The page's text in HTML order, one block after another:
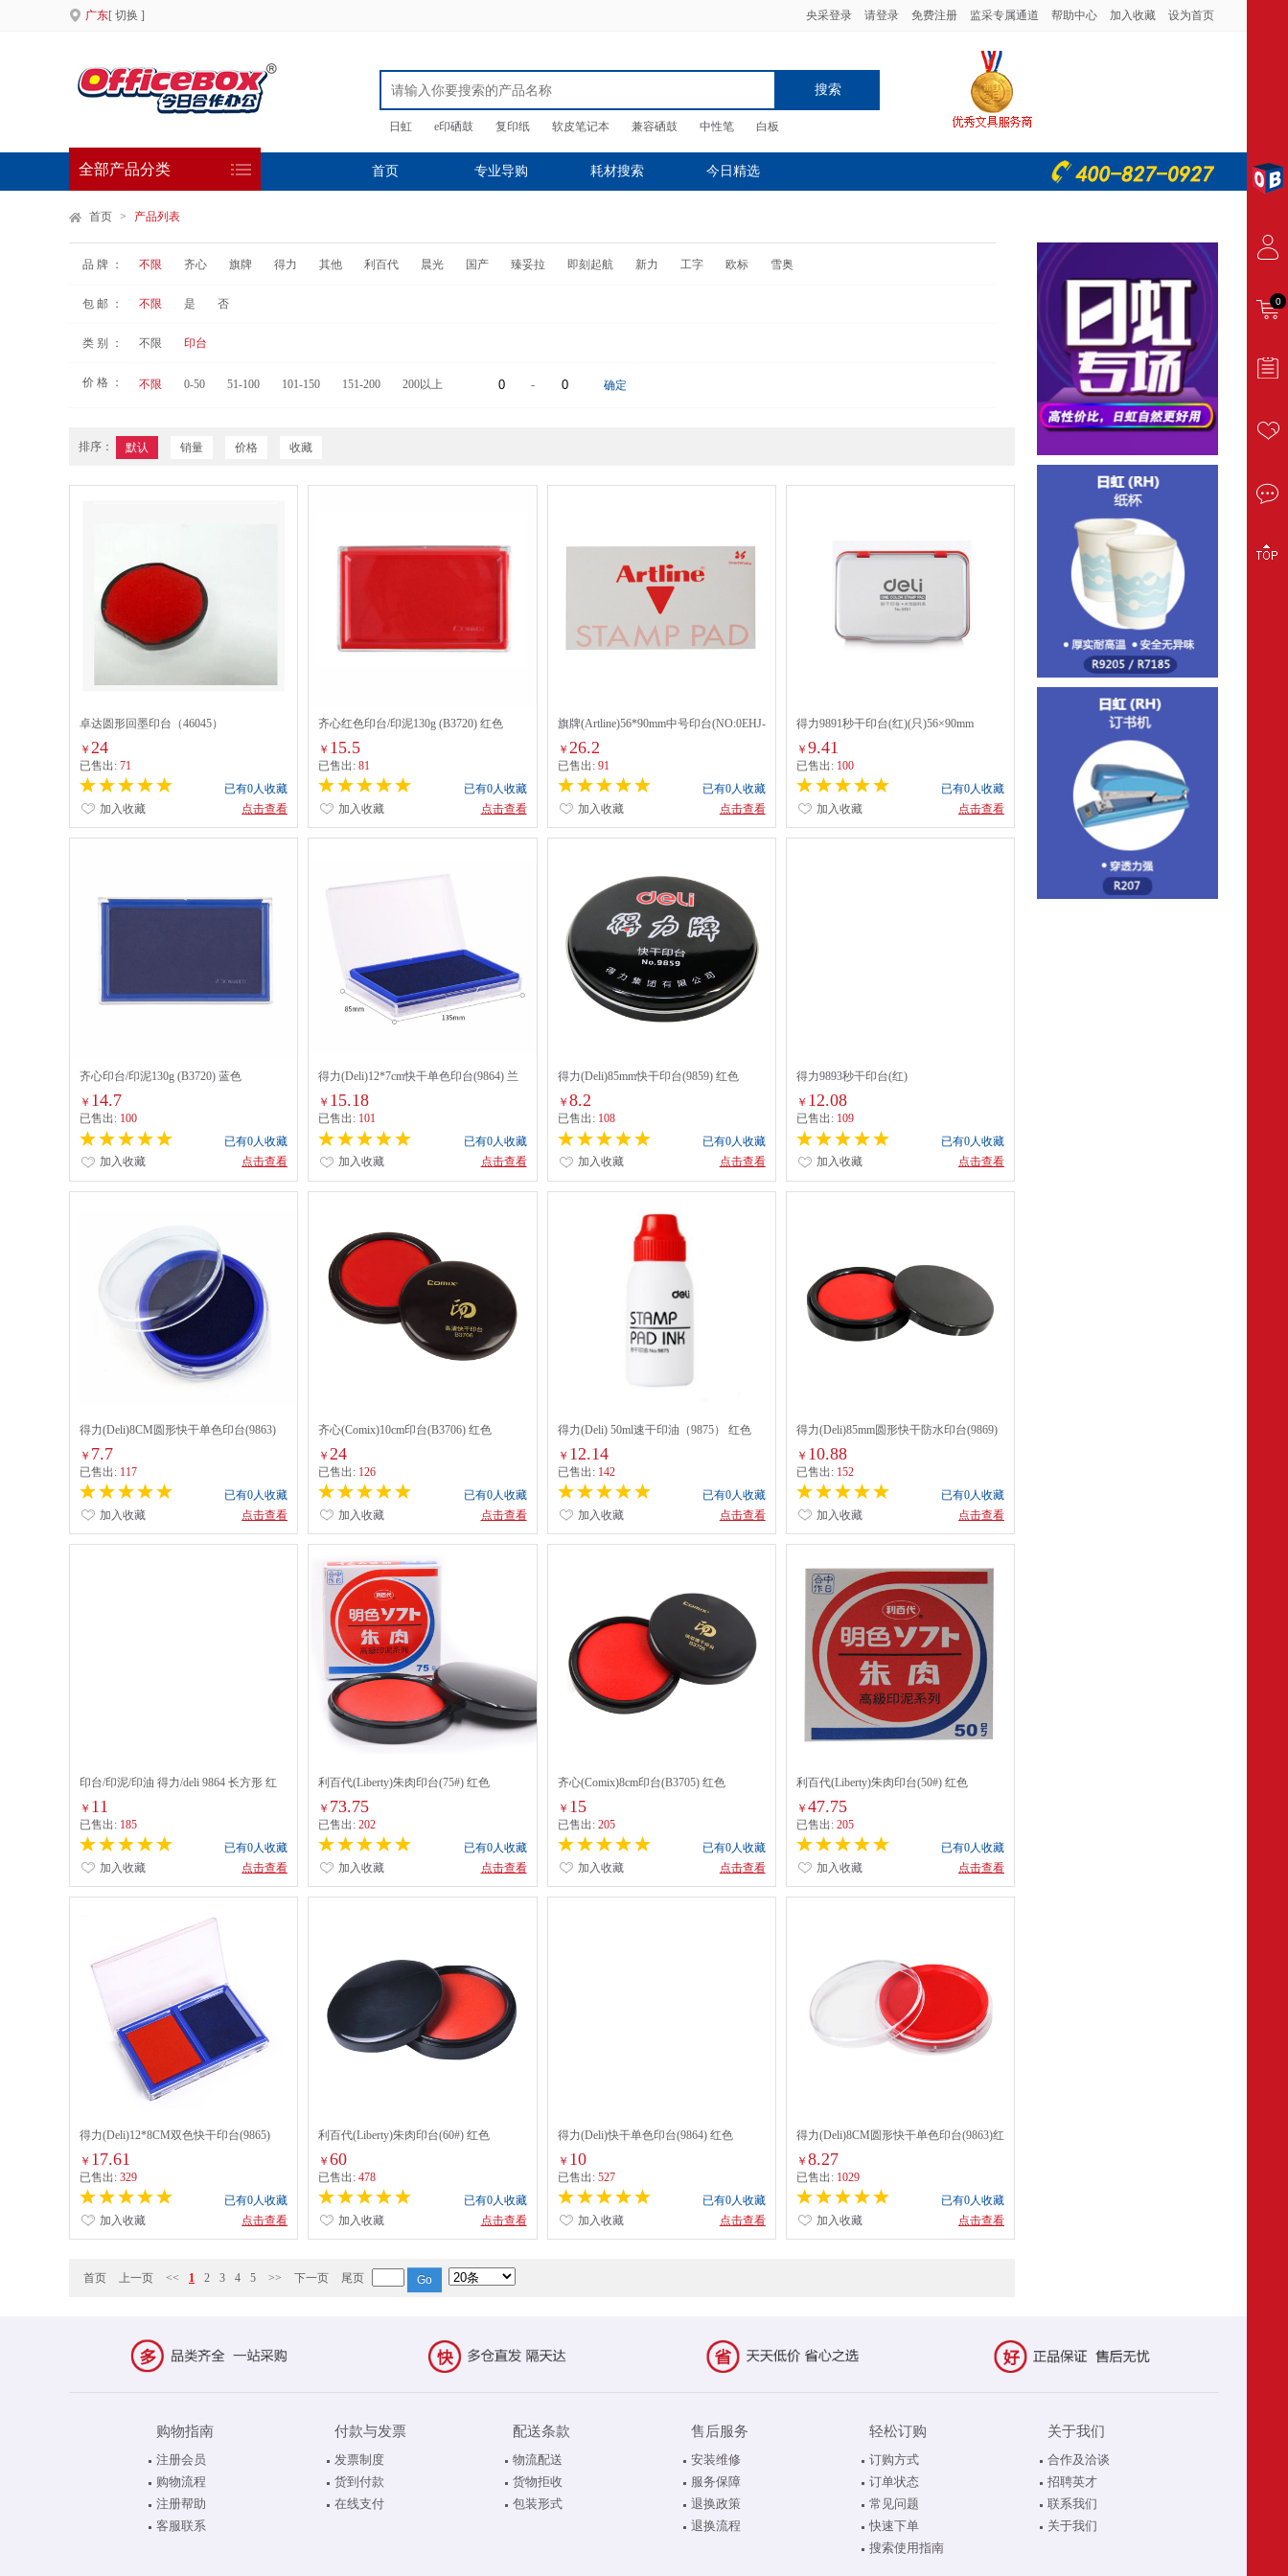
央采登录 请登录 免费注册 监采专属通道 帮助中心 加入收藏 设为首页
广东[ 切换 ]
搜索
日虹 e印硒鼓 复印纸 软皮笔记本 兼容硒鼓 中性笔 白板
全部产品分类 首页 专业导购 耗材搜索 今日精选
首页 > 产品列表
品 牌 ： 不限 齐心 旗牌 得力 其他 利百代 晨光 国产 臻妥拉 即刻起航 新力 工字 欧标 雪奥
包 邮 ： 不限 是 否
类 别 ： 不限 印台
价 格 ： 不限 0-50 51-100 101-150 151-200 200以上 - 确定
排序： 默认 销量 价格 收藏
卓达圆形回墨印台（46045）
￥ 24
已售出: 71
已有0人收藏
点击查看
加入收藏
齐心红色印台/印泥130g (B3720) 红色
￥ 15.5
已售出:81
已有0人收藏
点击查看
加入收藏
旗牌(Artline)56*90mm中号印台(NO:0EHJ-
2) 红色
￥ 26.2
已售出: 91
已有0人收藏
点击查看
加入收藏
得力9891秒干印台(红)(只)56×90mm
￥ 9.41
已售出: 100
已有0人收藏
点击查看
加入收藏
齐心印台/印泥130g (B3720) 蓝色
￥ 14.7
已售出: 100
已有0人收藏
点击查看
加入收藏
得力(Deli)12*7cm快干单色印台(9864) 兰
￥ 15.18
已售出: 101
已有0人收藏
点击查看
加入收藏
得力(Deli)85mm快干印台(9859) 红色
￥ 8.2
已售出: 108
已有0人收藏
点击查看
加入收藏
得力9893秒干印台(红)
￥ 12.08
已售出: 109
已有0人收藏
点击查看
加入收藏
得力(Deli)8CM圆形快干单色印台(9863)
￥ 7.7
已售出: 117
已有0人收藏
点击查看
加入收藏
齐心(Comix)10cm印台(B3706) 红色
￥ 24
已售出: 126
已有0人收藏
点击查看
加入收藏
得力(Deli) 50ml速干印油（9875） 红色
￥ 12.14
已售出: 142
已有0人收藏
点击查看
加入收藏
得力(Deli)85mm圆形快干防水印台(9869)
￥ 10.88
已售出: 152
已有0人收藏
点击查看
加入收藏
印台/印泥/印油 得力/deli 9864 长方形 红
￥ 11
已售出: 185
已有0人收藏
点击查看
加入收藏
利百代(Liberty)朱肉印台(75#) 红色
￥ 73.75
已售出:202
已有0人收藏
点击查看
加入收藏
齐心(Comix)8cm印台(B3705) 红色
￥ 15
已售出: 205
已有0人收藏
点击查看
加入收藏
利百代(Liberty)朱肉印台(50#) 红色
￥ 47.75
已售出: 205
已有0人收藏
点击查看
加入收藏
得力(Deli)12*8CM双色快干印台(9865)
￥ 17.61
已售出: 329
已有0人收藏
点击查看
加入收藏
利百代(Liberty)朱肉印台(60#) 红色
￥60
已售出:478
已有0人收藏
点击查看
加入收藏
得力(Deli)快干单色印台(9864) 红色
￥ 10
已售出: 527
已有0人收藏
点击查看
加入收藏
得力(Deli)8CM圆形快干单色印台(9863)红
色 红色
￥ 8.27
已售出: 1029
已有0人收藏
点击查看
加入收藏
首页 上一页 << 1 2 3 4 5 >> 下一页 尾页
购物指南
注册会员
购物流程
注册帮助
客服联系
付款与发票
发票制度
货到付款
在线支付
配送条款
物流配送
货物拒收
包装形式
售后服务
安装维修
服务保障
退换政策
退换流程
轻松订购
订购方式
订单状态
常见问题
快速下单
搜索使用指南
关于我们
合作及洽谈
招聘英才
联系我们
关于我们
0